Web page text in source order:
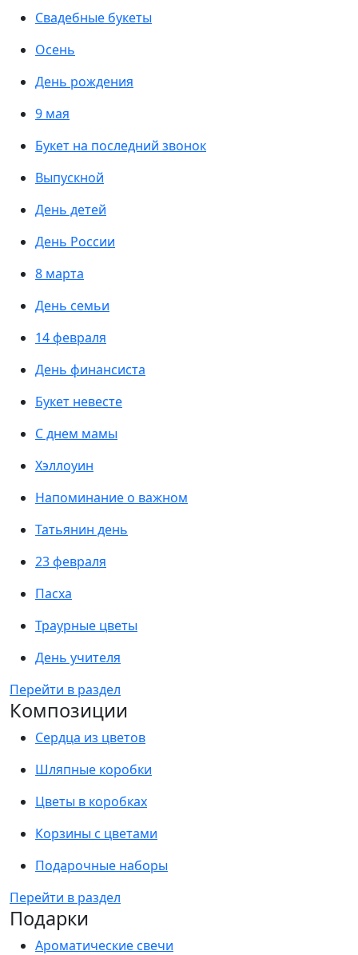
Свадебные букеты
Осень
День рождения
9 мая
Букет на последний звонок
Выпускной
День детей
День России
8 марта
День семьи
14 февраля
День финансиста
Букет невесте
С днем мамы
Хэллоуин
Напоминание о важном
Татьянин день
23 февраля
Пасха
Траурные цветы
День учителя
Перейти в раздел
Композиции
Сердца из цветов
Шляпные коробки
Цветы в коробках
Корзины с цветами
Подарочные наборы
Перейти в раздел
Подарки
Ароматические свечи